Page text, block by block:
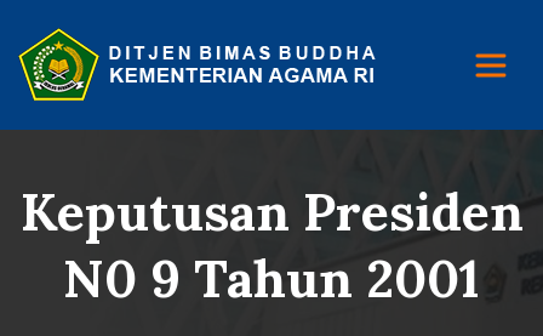
Keputusan Presiden
N0 9 Tahun 2001